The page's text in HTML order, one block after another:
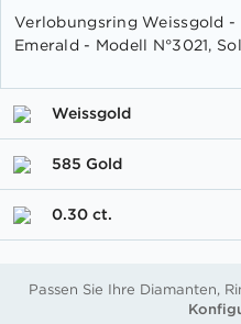
Anfang
der
Bildgalerie
Verlobungsring Weissgold
Emerald - Modell N°3021,
Weissgold
585 Gold
0.30 ct.
Passen Sie Ihre Diamanten,